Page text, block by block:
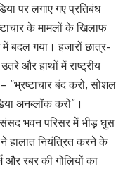
पर लगाए गए प्रतिबंध
के मामलों के खिलाफ
बदल गया। हजारों छात्र-
और हाथों में राष्ट्रीय
“भ्रष्टाचार बंद करो, सोशल
अनब्लॉक करो”।
भवन परिसर में भीड़ घुस
हालात नियंत्रित करने के
और रबर की गोलियों का